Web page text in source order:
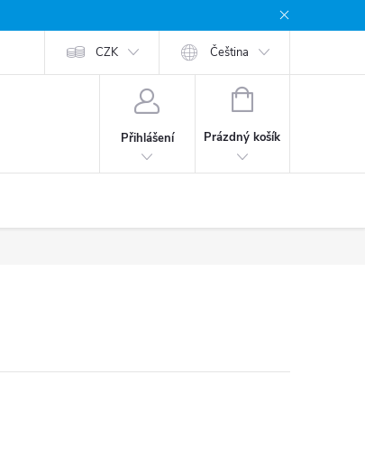
CZK Čeština
Přihlášení
NÁKUPNÍ
Prázdný košík